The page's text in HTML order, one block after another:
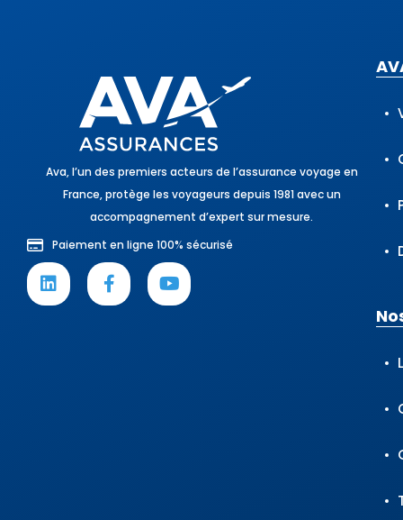
Ava, l’un des premiers acteurs de l’assurance voyage en
France, protège les voyageurs depuis 1981 avec un
accompagnement d’expert sur mesure.
Paiement en ligne 100% sécurisé